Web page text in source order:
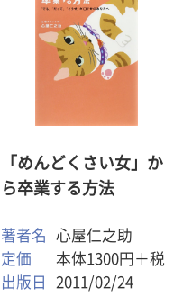
「めんどくさい女」か
ら卒業する方法
著者名
心屋仁之助
定価
本体1300円＋税
出版日
2011/02/24